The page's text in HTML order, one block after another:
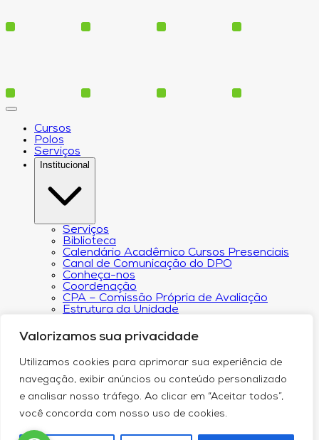
Valorizamos sua privacidade
Utilizamos cookies para aprimorar sua experiência de
navegação, exibir anúncios ou conteúdo personalizado
e analisar nosso tráfego. Ao clicar em “Aceitar todos”,
você concorda com nosso uso de cookies.
Cursos
Polos
Serviços
Institucional
Serviços
Biblioteca
Calendário Acadêmico Cursos Presenciais
Canal de Comunicação do DPO
Conheça-nos
Coordenação
CPA – Comissão Própria de Avaliação
Estrutura da Unidade
Programa de Iniciação Científica
Núcleo de Apoio Psicopedagógico
Regimento
Responsabilidade Social
Núcleo de Atendimento ao Egresso
Plano de Desenvolvimento Institucional (PDI))
Revista Científica Intelleto
Transparência Financeira e Resultados do
Relatório de Transparência Salarial